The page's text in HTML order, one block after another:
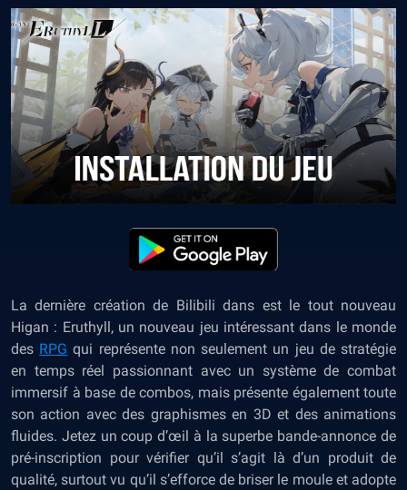
La dernière création de Bilibili dans est le tout nouveau
Higan : Eruthyll, un nouveau jeu intéressant dans le monde
des RPG qui représente non seulement un jeu de stratégie
en temps réel passionnant avec un système de combat
immersif à base de combos, mais présente également toute
son action avec des graphismes en 3D et des animations
fluides. Jetez un coup d’œil à la superbe bande-annonce de
pré-inscription pour vérifier qu’il s’agit là d’un produit de
qualité, surtout vu qu’il s’efforce de briser le moule et adopte